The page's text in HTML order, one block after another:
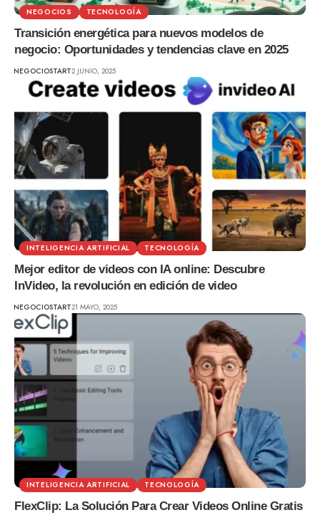
NEGOCIOS TECNOLOGÍA
Transición energética para nuevos modelos de
negocio: Oportunidades y tendencias clave en 2025
NEGOCIOSTART2 JUNIO, 2025
INTELIGENCIA ARTIFICIAL TECNOLOGÍA
Mejor editor de videos con IA online: Descubre
InVideo, la revolución en edición de video
NEGOCIOSTART21 MAYO, 2025
INTELIGENCIA ARTIFICIAL TECNOLOGÍA
FlexClip: La Solución Para Crear Videos Online Gratis